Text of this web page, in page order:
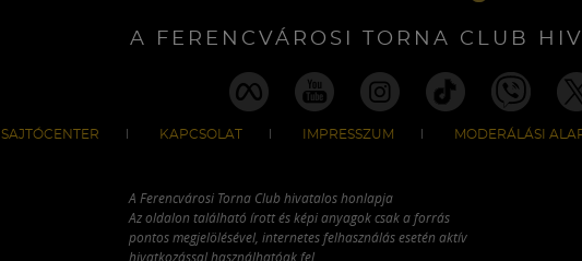
A FERENCVÁROSI TORNA CLUB
SAJTÓCENTER KAPCSOLAT IMPRESSZUM MODERÁLÁSI
A Ferencvárosi Torna Club hivatalos honlapja
Az oldalon található írott és képi anyagok csak a forrás
pontos megjelölésével, internetes felhasználás esetén aktív
hivatkozással használhatóak fel.